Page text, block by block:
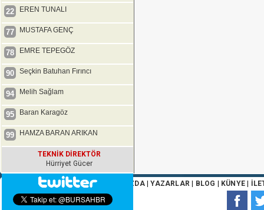
22 EREN TUNALI
77 MUSTAFA GENÇ
78 EMRE TEPEGÖZ
90 Seçkin Batuhan Fırıncı
94 Melih Sağlam
95 Baran Karagöz
99 HAMZA BARAN ARIKAN
TEKNİK DİREKTÖR
Hürriyet Gücer
ANA SAYFA| HAKKIMIZDA|YAZARLAR BLOG KÜNYE|